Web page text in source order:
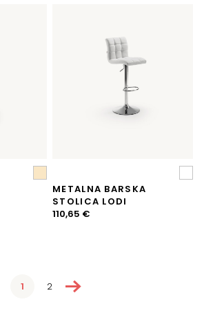
METALNA BARSKA
STOLICA LODI
110,65 €
1 2→